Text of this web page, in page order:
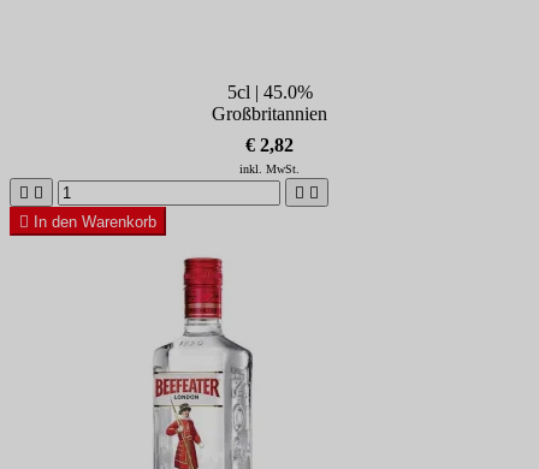
5cl | 45.0%
Großbritannien
€ 2,82
inkl. MwSt.
   

In den Warenkorb